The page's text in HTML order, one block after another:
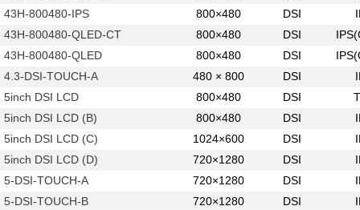
43H-800480-IPS
800×480 DSI
43H-800480-QLED-CT
800×480 DSI
43H-800480-QLED
800×480 DSI
4.3-DSI-TOUCH-A
480 × 800 DSI
5inch DSI LCD
800×480 DSI
5inch DSI LCD (B)
800×480 DSI
5inch DSI LCD (C)
1024×600 DSI
5inch DSI LCD (D)
720×1280 DSI
5-DSI-TOUCH-A
720×1280 DSI
5-DSI-TOUCH-B
720×1280 DSI